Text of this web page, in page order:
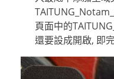
頁面中的
還要設成開啟, 即